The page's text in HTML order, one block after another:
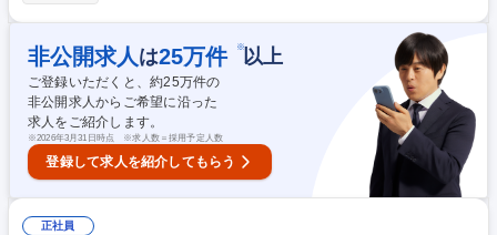
SH4HANA(SAP)を使用した会計データ取り纏め等の経理財務全般。 ・予
算策定取り纏めから予実分析、経営分析。 ・メンバーマネジメント（経理
部のメンバーは7名、部下は女性4名となる予定です）。 ・会社全体業務
（各種会議体への参加等）。 募集職種 【経理/管理職候補】商船三井10
0％子会社／年間休日130日／賞与3・5カ月分
非公開求人 は25万件 ※以上
ご登録いただくと、約25万件の
非公開求人からご希望に沿った
求人をご紹介します。
※2026年3月31日時点 ※求人数＝採用予定人数
登録して求人を紹介してもらう
正社員